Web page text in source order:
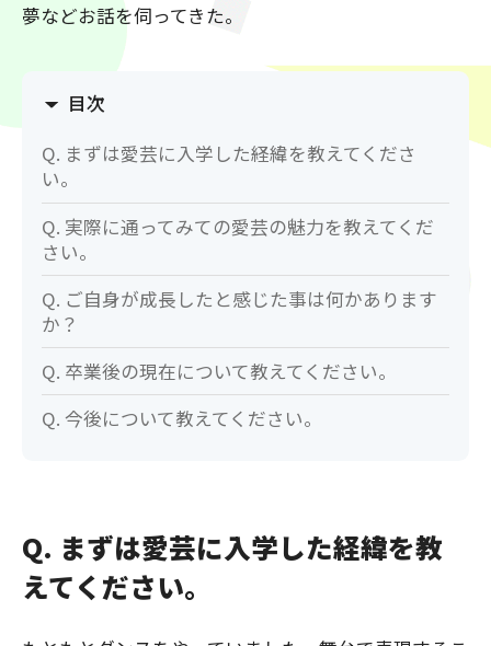
夢などお話を伺ってきた。
目次
Q. まずは愛芸に入学した経緯を教えてくださ
い。
Q. 実際に通ってみての愛芸の魅力を教えてくだ
さい。
Q. ご自身が成長したと感じた事は何かあります
か？
Q. 卒業後の現在について教えてください。
Q. 今後について教えてください。
Q. まずは愛芸に入学した経緯を教
えてください。